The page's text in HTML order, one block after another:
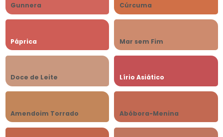
Gunnera Cúrcuma
Páprica Mar sem Fim
Doce de Leite Lírio Asiático
Amendoim Torrado Abóbora-Menina